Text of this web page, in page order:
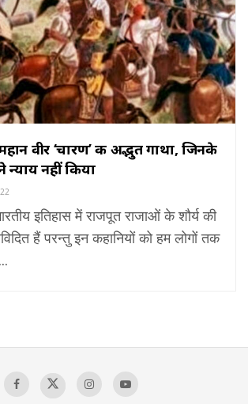
वीर ‘चारण’ की अद्भुत गाथा, जिनके
न्याय नहीं किया
इतिहास में राजपूत राजाओं के शौर्य की
हैं परन्तु इन कहानियों को हम लोगों तक